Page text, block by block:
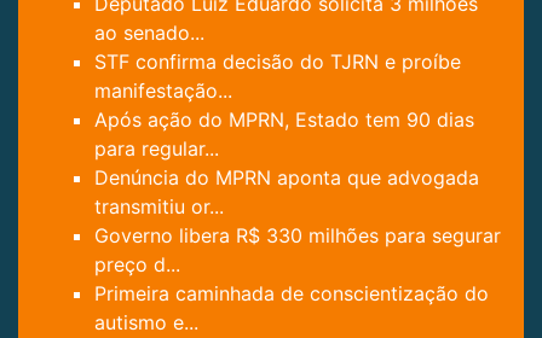
ao senado...
STF confirma decisão do TJRN e proíbe
manifestação...
Após ação do MPRN, Estado tem 90 dias
para regular...
Denúncia do MPRN aponta que advogada
transmitiu or...
Governo libera R$ 330 milhões para segurar
preço d...
Primeira caminhada de conscientização do
autismo e...